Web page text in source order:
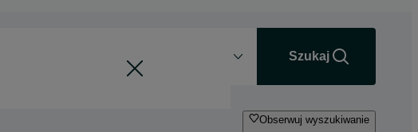
Szukaj
Obserwuj wyszukiwanie